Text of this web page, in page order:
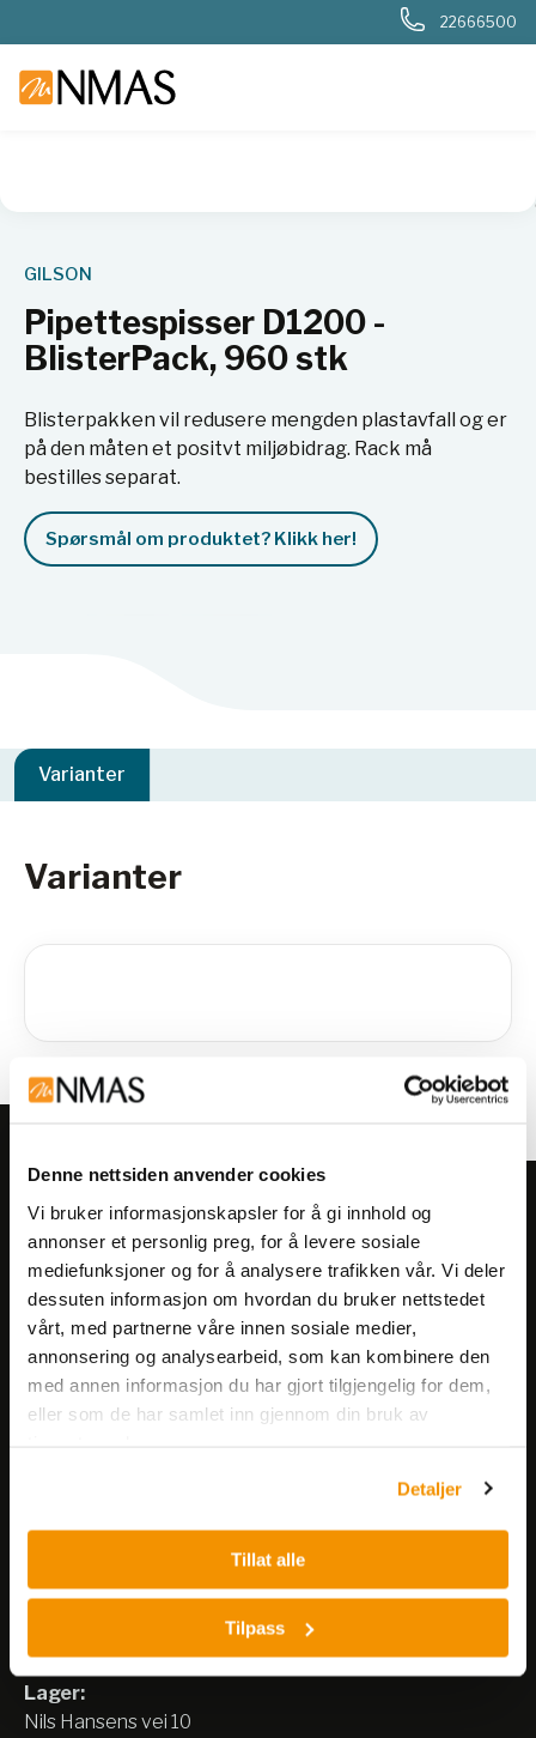
Denne nettsiden anvender cookies
Vi bruker informasjonskapsler for å gi innhold og
annonser et personlig preg, for å levere sosiale
mediefunksjoner og for å analysere trafikken vår. Vi deler
dessuten informasjon om hvordan du bruker nettstedet
vårt, med partnerne våre innen sosiale medier,
annonsering og analysearbeid, som kan kombinere den
med annen informasjon du har gjort tilgjengelig for dem,
eller som de har samlet inn gjennom din bruk av
Detaljer
Tillat alle
Tilpass
22666500
GILSON
Pipettespisser D1200 -
BlisterPack, 960 stk
Blisterpakken vil redusere mengden plastavfall og er
på den måten et positvt miljøbidrag. Rack må
bestilles separat.
Spørsmål om produktet? Klikk her!
Varianter
Varianter
Meld deg på vårt nyhetsbrev!
Få informasjon om produkter,
arrangementer og kampanjer.
Meld på nyhetsbrev
Besøksadresse:
0667 OSLO
Lager:
Nils Hansens vei 10